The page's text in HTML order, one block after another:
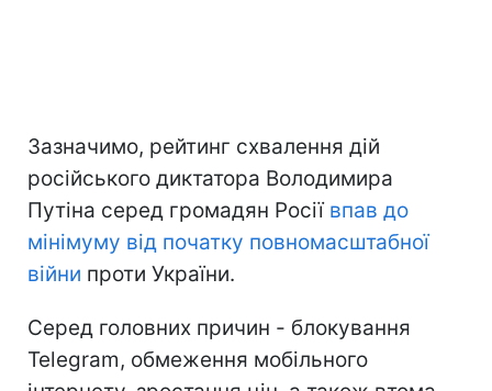
Зазначимо, рейтинг схвалення дій
російського диктатора Володимира
Путіна серед громадян Росії впав до
мінімуму від початку повномасштабної
війни проти України.
Серед головних причин - блокування
Telegram, обмеження мобільного